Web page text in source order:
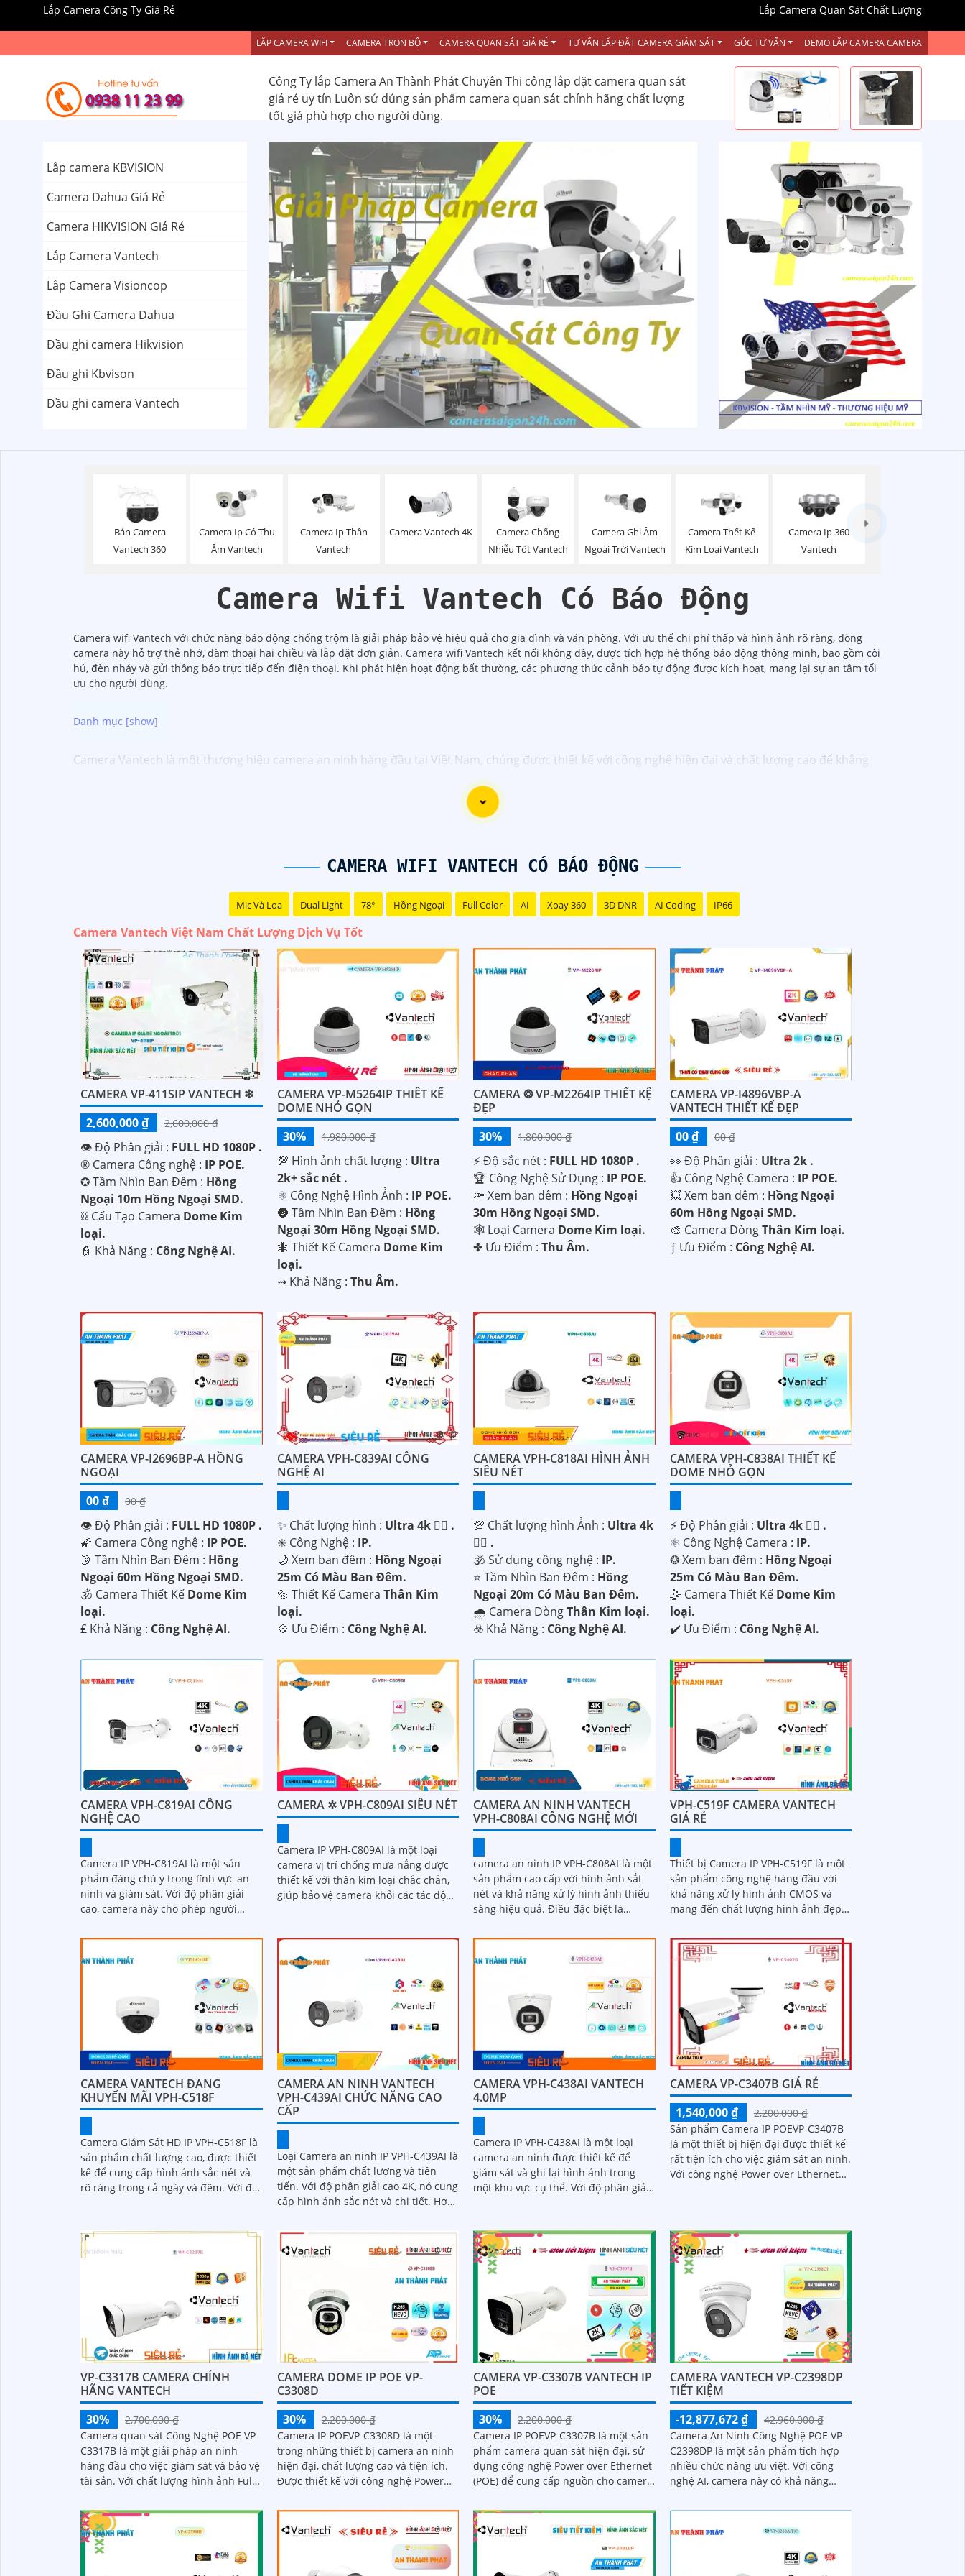
Lắp Camera Công Ty Giá Rẻ Lắp Camera Quan Sát Chất Lượng
LẮP CAMERA WIFI CAMERA TRỌN BỘ CAMERA QUAN SÁT GIÁ RẺ TƯ VẤN LẮP ĐẶT CAMERA GIÁM SÁT GÓC TƯ VẤN DEMO LẮP CAMERA CAMERA
Công Ty lắp Camera An Thành Phát Chuyên Thi công lắp đặt camera quan sát
giá rẻ uy tín Luôn sử dủng sản phẩm camera quan sát chính hãng chất lượng
tốt giá phù hợp cho người dùng.
Lắp camera KBVISION
Camera Dahua Giá Rẻ
Camera HIKVISION Giá Rẻ
Lắp Camera Vantech
Lắp Camera Visioncop
Đầu Ghi Camera Dahua
Đầu ghi camera Hikvision
Đầu ghi Kbvison
Đầu ghi camera Vantech
Bán Camera
Vantech 360
Camera Ip Có Thu
Âm Vantech
Camera Ip Thân
Vantech
Camera Vantech 4K
Camera Chống
Nhiễu Tốt Vantech
Camera Ghi Âm
Ngoài Trời Vantech
Camera Thết Kế
Kim Loại Vantech
Camera Ip 360
Vantech
Camera Wifi Vantech Có Báo Động
Camera wifi Vantech với chức năng báo động chống trộm là giải pháp bảo vệ hiệu quả cho gia đình và văn phòng. Với ưu thế chi phí thấp và hình ảnh rõ ràng, dòng
camera này hỗ trợ thẻ nhớ, đàm thoại hai chiều và lắp đặt đơn giản. Camera wifi Vantech kết nối không dây, được tích hợp hệ thống báo động thông minh, bao gồm còi
hú, đèn nháy và gửi thông báo trực tiếp đến điện thoại. Khi phát hiện hoạt động bất thường, các phương thức cảnh báo tự động được kích hoạt, mang lại sự an tâm tối
ưu cho người dùng.
Camera Vantech là một thương hiệu camera an ninh hàng đầu tại Việt Nam, chúng được thiết kế với công nghệ hiện đại và chất lượng cao để khẳng
định an ninh và giám sát tốt cho ngôi nhà, cửa hàng, văn phòng hoặc doanh nghiệp của bạn.
Vantech Việt Nam cung cấp các dòng sản phẩm camera giám sát chất lượng cao như camera IP, camera HD-TVI, camera AHD, camera wifi, camera
thông minh, và nhiều hơn nữa. Các sản phẩm của Vantech được sản xuất theo tiêu chuẩn chất lượng cao, đáng tin cậy và dễ sử dụng.
Điểm mạnh của Camera Vantech là chất lượng dịch vụ tốt và hỗ trợ khách hàng chu đáo. Đội ngũ nhân viên kỹ thuật chuyên nghiệp của Vantech sẽ
Nếu bạn đang tìm kiếm một giải pháp giám sát an ninh tốt cho ngôi nhà hoặc doanh nghiệp của mình, Camera Vantech Việt Nam là một lựa chọn hàng
CAMERA WIFI VANTECH CÓ BÁO ĐỘNG
Mic Và Loa Dual Light 78° Hồng Ngoại Full Color AI Xoay 360 3D DNR AI Coding IP66
Camera Vantech Việt Nam Chất Lượng Dịch Vụ Tốt
CAMERA VP-411SIP VANTECH ❇
2,600,000 ₫
2,600,000 ₫
👁 Độ Phân giải : FULL HD 1080P .
®️ Camera Công nghệ : IP POE.
✪ Tầm Nhìn Ban Đêm : Hồng
Ngoại 10m Hồng Ngoại SMD.
⛓ Cấu Tạo Camera Dome Kim
loại.
️👮 Khả Năng : Công Nghệ AI.
CAMERA VP-M5264IP THIÊT KẾ
DOME NHỎ GỌN
30%
1,980,000 ₫
💯 Hình ảnh chất lượng : Ultra
2k+ sắc nét .
⚛️ Công Nghệ Hình Ảnh : IP POE.
🌚 Tầm Nhìn Ban Đêm : Hồng
Ngoại 30m Hồng Ngoại SMD.
🐜 Thiết Kế Camera Dome Kim
loại.
️⇝ Khả Năng : Thu Âm.
CAMERA ❂ VP-M2264IP THIẾT KỆ
ĐẸP
30%
1,800,000 ₫
️⚡ Độ sắc nét : FULL HD 1080P .
🏆 Công Nghệ Sử Dụng : IP POE.
🔦 Xem ban đêm : Hồng Ngoại
30m Hồng Ngoại SMD.
🕸️ Loại Camera Dome Kim loại.
️✤ Ưu Điểm :Thu Âm.
CAMERA VP-I4896VBP-A
VANTECH THIẾT KẾ ĐẸP
00 ₫
00 ₫
️👀 Độ Phân giải : Ultra 2k .
👍 Công Nghệ Camera : IP POE.
💥 Xem ban đêm : Hồng Ngoại
60m Hồng Ngoại SMD.
🎨 Camera DòngThân Kim loại.
️ƒ Ưu Điểm : Công Nghệ AI.
CAMERA VP-I2696BP-A HỒNG
NGOẠI
00 ₫
00 ₫
👁 Độ Phân giải : FULL HD 1080P .
🌠 Camera Công nghệ : IP POE.
🌛 Tầm Nhìn Ban Đêm : Hồng
Ngoại 60m Hồng Ngoại SMD.
🕉️ Camera Thiết Kế Dome Kim
loại.
️₤ Khả Năng : Công Nghệ AI.
CAMERA VPH-C839AI CÔNG
NGHỆ AI
✨ Chất lượng hình : Ultra 4k 👍🏾 .
✳️ Công Nghệ : IP.
🌙 Xem ban đêm : Hồng Ngoại
25m Có Màu Ban Ðêm.
🔩 Thiết Kế Camera Thân Kim
loại.
️💠 Ưu Điểm : Công Nghệ AI.
CAMERA VPH-C818AI HÌNH ẢNH
SIÊU NÉT
💯 Chất lượng hình Ảnh : Ultra 4k
👍🏾 .
🕉️ Sử dụng công nghệ : IP.
⭐ Tầm Nhìn Ban Đêm : Hồng
Ngoại 20m Có Màu Ban Ðêm.
🌧️ Camera DòngThân Kim loại.
️☣️ Khả Năng : Công Nghệ AI.
CAMERA VPH-C838AI THIẾT KẾ
DOME NHỎ GỌN
️⚡ Độ Phân giải : Ultra 4k 👍🏾 .
⚛️ Công Nghệ Camera : IP.
❂ Xem ban đêm : Hồng Ngoại
25m Có Màu Ban Ðêm.
🤹 Camera Thiết Kế Dome Kim
loại.
️✔️ Ưu Điểm : Công Nghệ AI.
CAMERA VPH-C819AI CÔNG
NGHỆ CAO
Camera IP VPH-C819AI là một sản
phẩm đáng chú ý trong lĩnh vực an
ninh và giám sát. Với độ phân giải
cao, camera này cho phép người
CAMERA ✲ VPH-C809AI SIÊU NÉT
Camera IP VPH-C809AI là một loại
camera vị trí chống mưa nắng được
thiết kế với thân kim loại chắc chắn,
giúp bảo vệ camera khỏi các tác động
CAMERA AN NINH VANTECH
VPH-C808AI CÔNG NGHỆ MỚI
camera an ninh IP VPH-C808AI là một
sản phẩm cao cấp với hình ảnh sắt
nét và khả năng xử lý hình ảnh thiếu
sáng hiệu quả. Điều đặc biệt là
hơn...
VPH-C519F CAMERA VANTECH
GIÁ RẺ
Thiết bị Camera IP VPH-C519F là một
sản phẩm công nghệ hàng đầu với
khả năng xử lý hình ảnh CMOS và
mang đến chất lượng hình ảnh đẹp.
xem ban đêm với công nghệ hồng
ngoại 25m IP
CAMERA VANTECH ĐANG
KHUYẾN MÃI VPH-C518F
Camera Giám Sát HD IP VPH-C518F là
sản phẩm chất lượng cao, được thiết
kế để cung cấp hình ảnh sắc nét và
rõ ràng trong cả ngày và đêm. Với độ
CAMERA AN NINH VANTECH
VPH-C439AI CHỨC NĂNG CAO
CẤP
Loại Camera an ninh IP VPH-C439AI là
một sản phẩm chất lượng và tiên
tiến. Với độ phân giải cao 4K, nó cung
cấp hình ảnh sắc nét và chi tiết. Hơn
CAMERA VPH-C438AI VANTECH
4.0MP
Camera IP VPH-C438AI là một loại
camera an ninh được thiết kế để
giám sát và ghi lại hình ảnh trong
một khu vực cụ thể. Với độ phân giải
nét và chất lượng
CAMERA VP-C3407B GIÁ RẺ
1,540,000 ₫
2,200,000 ₫
Sản phẩm Camera IP POEVP-C3407B
là một thiết bị hiện đại được thiết kế
rất tiện ích cho việc giám sát an ninh.
Với công nghệ Power over Ethernet
VP-C3317B CAMERA CHÍNH
HÃNG VANTECH
30%
2,700,000 ₫
Camera quan sát Công Nghệ POE VP-
C3317B là một giải pháp an ninh
hàng đầu cho việc giám sát và bảo vệ
tài sản. Với chất lượng hình ảnh Full
ảnh rõ nét và chi tiết
CAMERA DOME IP POE VP-
C3308D
30%
2,200,000 ₫
Camera IP POEVP-C3308D là một
trong những thiết bị camera an ninh
hiện đại, chất lượng cao và tiện ích.
Được thiết kế với công nghệ Power
dữ...
CAMERA VP-C3307B VANTECH IP
POE
30%
2,200,000 ₫
Camera IP POEVP-C3307B là một sản
phẩm camera quan sát hiện đại, sử
dụng công nghệ Power over Ethernet
(POE) để cung cấp nguồn cho camera
cáp...
CAMERA VANTECH VP-C2398DP
TIẾT KIỆM
-12,877,672 ₫
42,960,000 ₫
Camera An Ninh Công Nghệ POE VP-
C2398DP là một sản phẩm tích hợp
nhiều chức năng ưu việt. Với công
nghệ AI, camera này có khả năng
trong hình ảnh một cách chính xác